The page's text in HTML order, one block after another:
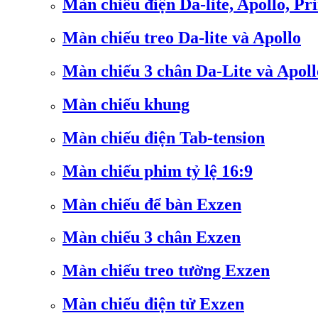
Màn chiếu điện Da-lite, Apollo,
Màn chiếu treo Da-lite và Apollo
Màn chiếu 3 chân Da-Lite và
Màn chiếu khung
Màn chiếu điện Tab-tension
Màn chiếu phim tỷ lệ 16:9
Màn chiếu để bàn Exzen
Màn chiếu 3 chân Exzen
Màn chiếu treo tường Exzen
Màn chiếu điện tử Exzen